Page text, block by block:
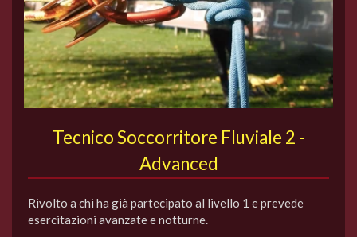
Tecnico Soccorritore Fluviale 2 -
Advanced
Rivolto a chi ha già partecipato al livello 1 e prevede
esercitazioni avanzate e notturne.